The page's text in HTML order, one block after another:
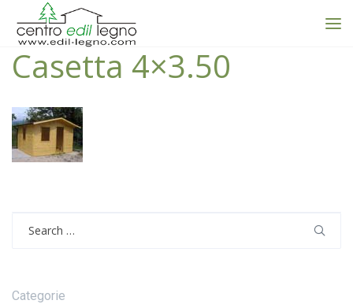
Casetta 4×3.50
Categorie